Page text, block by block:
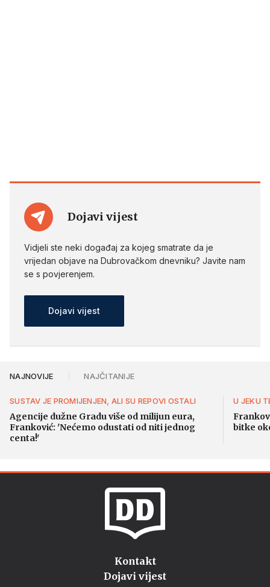
Dojavi vijest
Vidjeli ste neki događaj za kojeg smatrate da je
vrijedan objave na Dubrovačkom dnevniku? Javite nam
se s povjerenjem.
Dojavi vijest
NAJNOVIJE NAJČITANIJE
SUSTAV JE PROMIJENJEN, ALI SU REPOVI OSTALI
Agencije dužne Gradu više od milijun eura,
Franković: 'Nećemo odustati od niti jednog
centa!'
U JEKU
bitke
Kontakt
Dojavi vijest